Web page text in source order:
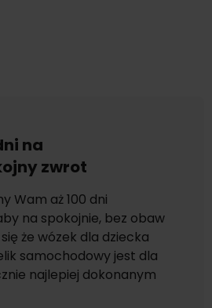
na
zwrot
Wam aż 100 dni
na spokojnie, bez obaw
że wózek dla dziecka
samochodowy jest dla
najlepiej dokonanym